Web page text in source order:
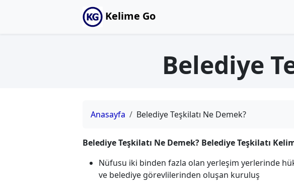
Kelime Go
Belediye
Anasayfa Belediye Teşkilatı Ne Demek?
Belediye Teşkilatı Ne Demek? Belediye Teşkilatı
Nüfusu iki binden fazla olan yerleşim yerlerinde
ve belediye görevlilerinden oluşan kuruluş